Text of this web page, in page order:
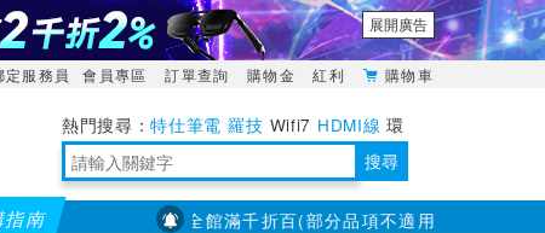
展開廣告
定服務員 會員專區 訂單查詢 購物金 紅利 購物車
特仕筆電 羅技 Wifi7 HDMI線 環
境量測 明緯POWER 搜尋
指南 【PX大通】全館滿千折百(部分品項不適用，滿2千折